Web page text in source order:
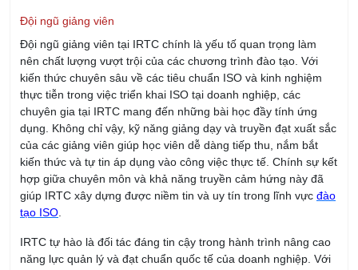
Khóa Học Kỹ Năng Giao Tiếp Chuyên Nghiệp
14/08/2026
KHÓA QUẢN LÝ KINH DOANH
Khóa Học Kỹ Năng Đàm Phán Thương Lượng
21/08/2026
Khóa học Kỹ Năng Dịch Vụ Khách Hàng Qua
Điện Thoại
21/08/2026
21/08/2026